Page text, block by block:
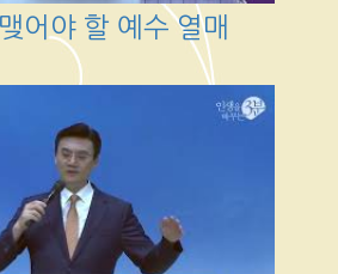
어야 할 예수 열매